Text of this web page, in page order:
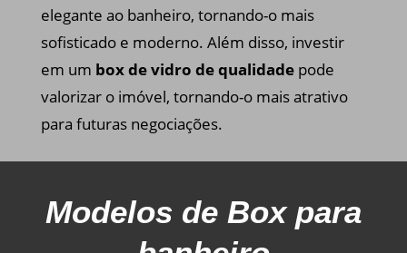
elegante ao banheiro, tornando-o mais
sofisticado e moderno. Além disso, investir
em um box de vidro de qualidadepode
valorizar o imóvel, tornando-o mais atrativo
para futuras negociações.
Modelos de Box para